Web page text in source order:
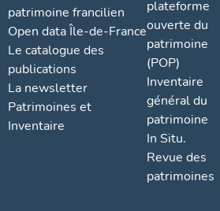
patrimoine francilien
Open data Île-de-France
Le catalogue des
publications
La newsletter
Patrimoines et
Inventaire
plateforme
ouverte du
patrimoine
(POP)
Inventaire
général du
patrimoine
In Situ.
Revue des
patrimoines